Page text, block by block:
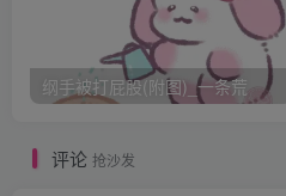
难道我写的那么难看，一个评论
纲手被打屁股(附图)_一条荒
评论 抢沙发